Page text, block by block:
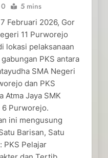
0 5 mins
Februari 2026, Gor
11 Purworejo
lokasi pelaksanaan
PKS antara
SMA Negeri
dan PKS
Atma Jaya SMK
6 Purworejo.
ini mengusung
Barisan, Satu
PKS Pelajar